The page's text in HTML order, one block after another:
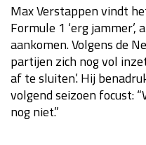
GP MEXICO 2026
Kwalificatie
Race
LAS VEGAS GRAND
Max Verstappen vindt
Formule 1 ‘erg
aankomen. Volgens de
partijen zich nog vol
af te sluiten’. Hij
volgend seizoen focust:
nog niet.”